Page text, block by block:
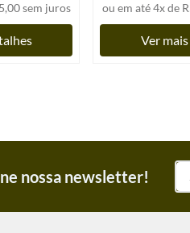
sem juros ou em até4x de
Ver
nossa newsletter!